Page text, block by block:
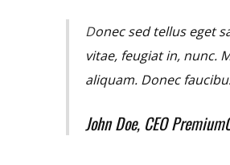
Donec sed tellus eget
vitae, feugiat in, nunc.
aliquam. Donec
John Doe, CEO